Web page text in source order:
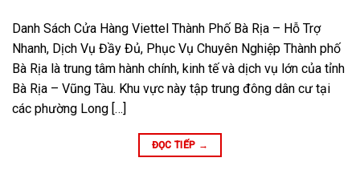
Danh Sách Cửa Hàng Viettel Thành Phố Bà Rịa – Hỗ Trợ
Nhanh, Dịch Vụ Đầy Đủ, Phục Vụ Chuyên Nghiệp Thành phố
Bà Rịa là trung tâm hành chính, kinh tế và dịch vụ lớn của tỉnh
Bà Rịa – Vũng Tàu. Khu vực này tập trung đông dân cư tại
các phường Long […]
ĐỌC TIẾP →